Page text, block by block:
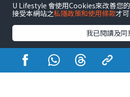
銅鑼灣好去處 元朗好去處 荃灣好
餐廳情報 戶外郊遊
熱門標籤
#UGO搵好去處 #人氣活動推介 #
#親子玩樂好去處
#ULifestyle應用
#UJetso禮物放送
#ULifestyle商戶
U Lifestyle 會使用Cookies來改善您
接受本網站之私隱政策和使用條款才
我已閱讀及同